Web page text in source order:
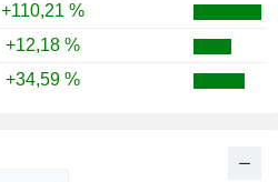
+110,21 %
+12,18 %
+34,59 %